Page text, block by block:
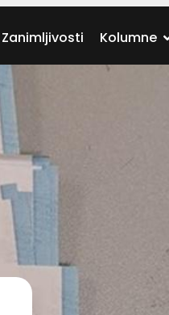
Zanimljivosti Kolumne